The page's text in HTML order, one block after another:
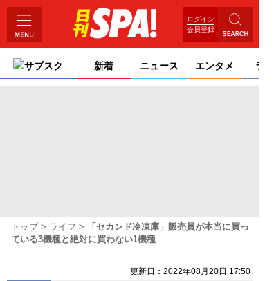
ログイン
会員登録
サブスク 新着 ニュース エンタメ ライ
トップ ライフ
「セカンド冷凍庫」販売員が本当に買っ
ている3機種と絶対に買わない1機種
更新日：2022年08月20日 17:50